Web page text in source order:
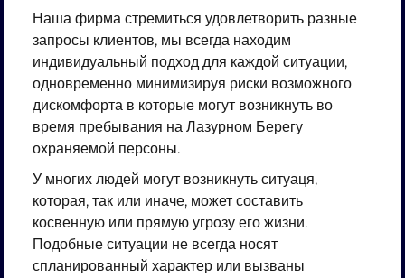
Наша фирма стремиться удовлетворить разные
запросы клиентов, мы всегда находим
индивидуальный подход для каждой ситуации,
одновременно минимизируя риски возможного
дискомфорта в которые могут возникнуть во
время пребывания на Лазурном Берегу
охраняемой персоны.
У многих людей могут возникнуть ситуаця,
которая, так или иначе, может составить
косвенную или прямую угрозу его жизни.
Подобные ситуации не всегда носят
спланированный характер или вызваны